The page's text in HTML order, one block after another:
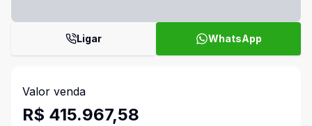
Ligar WhatsApp
Valor venda
R$ 415.967,58